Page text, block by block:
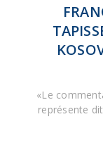
«Le
représente